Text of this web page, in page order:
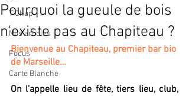
T'Chap
Nos articles
Focus
Carte Blanche
Pourquoi la gueule de bois
n'existe pas au Chapiteau ?
Bienvenue au Chapiteau, premier bar bio
de Marseille…
On l’appelle lieu de fête, tiers lieu, club,